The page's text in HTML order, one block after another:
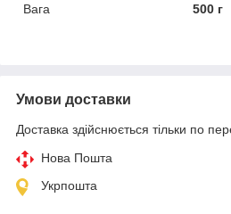
Вага
500 г
Умови доставки
Доставка здійснюється тільки по
Нова Пошта
Укрпошта